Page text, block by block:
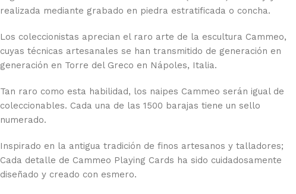
realizada mediante grabado en piedra estratificada o concha.
Los coleccionistas aprecian el raro arte de la escultura Cammeo,
cuyas técnicas artesanales se han transmitido de generación en
generación en Torre del Greco en Nápoles, Italia.
Tan raro como esta habilidad, los naipes Cammeo serán igual de
coleccionables. Cada una de las 1500 barajas tiene un sello
numerado.
Inspirado en la antigua tradición de finos artesanos y talladores;
Cada detalle de Cammeo Playing Cards ha sido cuidadosamente
diseñado y creado con esmero.